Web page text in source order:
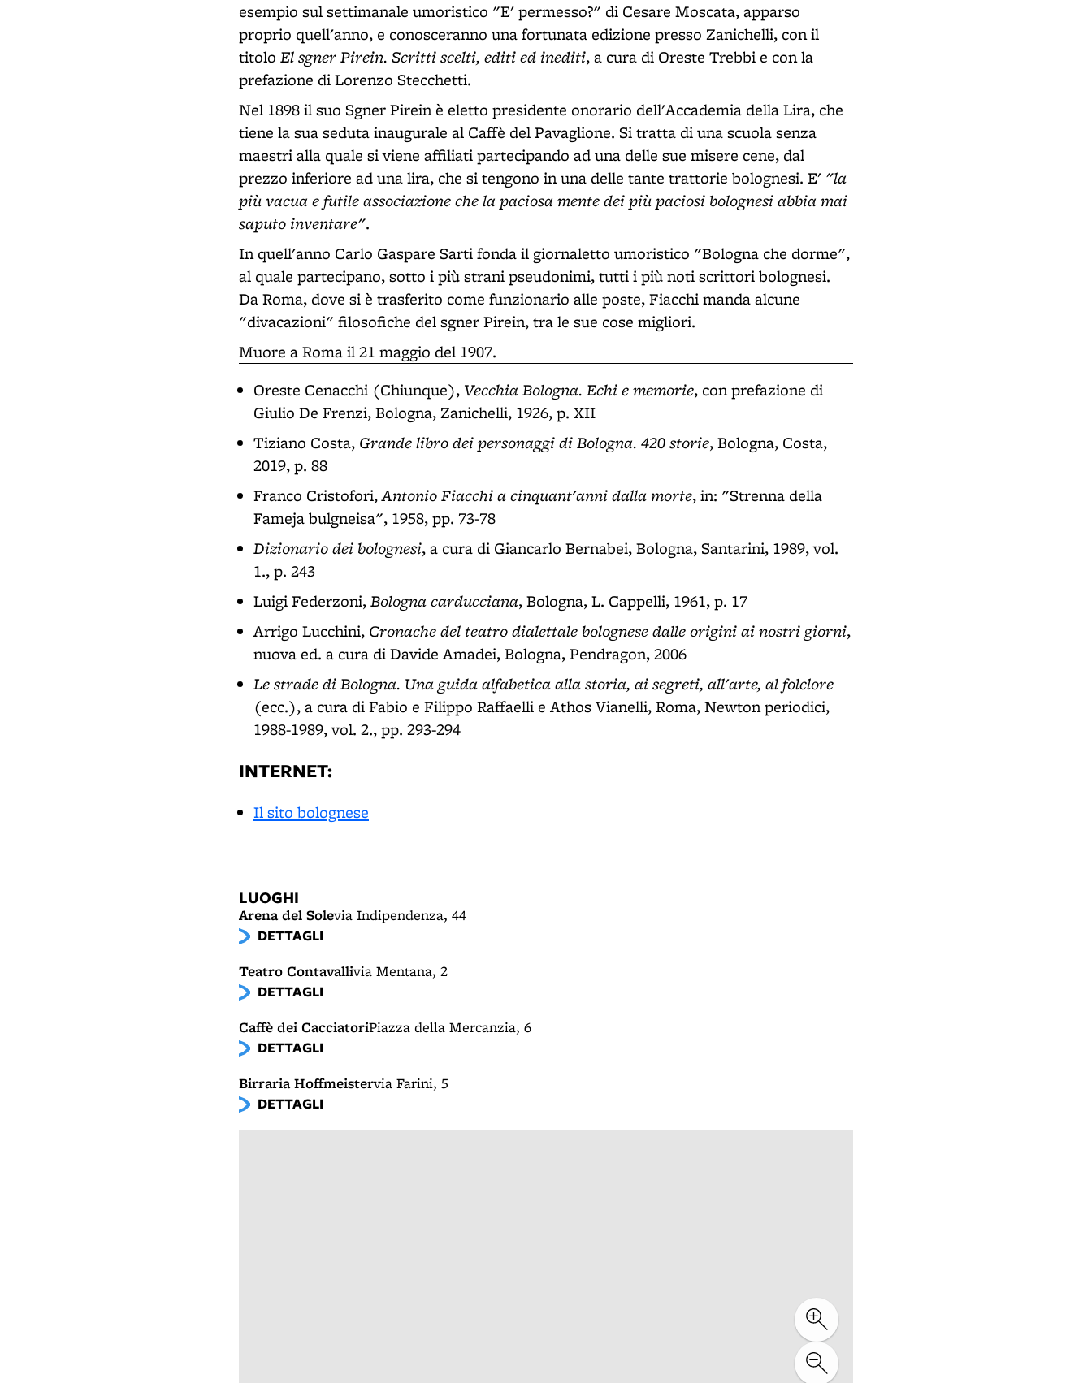
esempio sul settimanale umoristico "E' permesso?" di Cesare Moscata, apparso
proprio quell'anno, e conosceranno una fortunata edizione presso Zanichelli, con il
titolo El sgner Pirein. Scritti scelti, editi ed inediti, a cura di Oreste Trebbi e con la
prefazione di Lorenzo Stecchetti.
Nel 1898 il suo Sgner Pirein è eletto presidente onorario dell'Accademia della Lira, che
tiene la sua seduta inaugurale al Caffè del Pavaglione. Si tratta di una scuola senza
maestri alla quale si viene affiliati partecipando ad una delle sue misere cene, dal
prezzo inferiore ad una lira, che si tengono in una delle tante trattorie bolognesi. E' "la
più vacua e futile associazione che la paciosa mente dei più paciosi bolognesi abbia mai
saputo inventare".
In quell'anno Carlo Gaspare Sarti fonda il giornaletto umoristico "Bologna che dorme",
al quale partecipano, sotto i più strani pseudonimi, tutti i più noti scrittori bolognesi.
Da Roma, dove si è trasferito come funzionario alle poste, Fiacchi manda alcune
"divacazioni" filosofiche del sgner Pirein, tra le sue cose migliori.
Muore a Roma il 21 maggio del 1907.
Oreste Cenacchi (Chiunque), Vecchia Bologna. Echi e memorie, con prefazione di
Giulio De Frenzi, Bologna, Zanichelli, 1926, p. XII
Tiziano Costa, Grande libro dei personaggi di Bologna. 420 storie, Bologna, Costa,
2019, p. 88
Franco Cristofori,Antonio Fiacchi a cinquant'anni dalla morte, in: "Strenna della
Fameja bulgneisa", 1958, pp. 73-78
Dizionario dei bolognesi, a cura di Giancarlo Bernabei, Bologna, Santarini, 1989, vol.
1., p. 243
Luigi Federzoni,Bologna carducciana, Bologna, L. Cappelli, 1961, p. 17
Arrigo Lucchini, Cronache del teatro dialettale bolognese dalle origini ai nostri giorni,
nuova ed. a cura di Davide Amadei, Bologna, Pendragon, 2006
Le strade di Bologna. Una guida alfabetica alla storia, ai segreti, all'arte, al folclore
(ecc.), a cura di Fabio e Filippo Raffaelli e Athos Vianelli, Roma, Newton periodici,
1988-1989, vol. 2., pp. 293-294
INTERNET:
Il sito bolognese
LUOGHI
Arena del Solevia Indipendenza, 44
DETTAGLI
Teatro Contavallivia Mentana, 2
DETTAGLI
Caffè dei CacciatoriPiazza della Mercanzia, 6
DETTAGLI
Birraria Hoffmeistervia Farini, 5
DETTAGLI